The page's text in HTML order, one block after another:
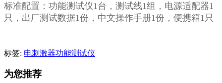
标准配置：功能测试仪1台，测试线1组，电源适配器1
只，出厂测试数据1份，中文操作手册1份，便携箱1只
标签: 电刺激器功能测试仪
为您推荐